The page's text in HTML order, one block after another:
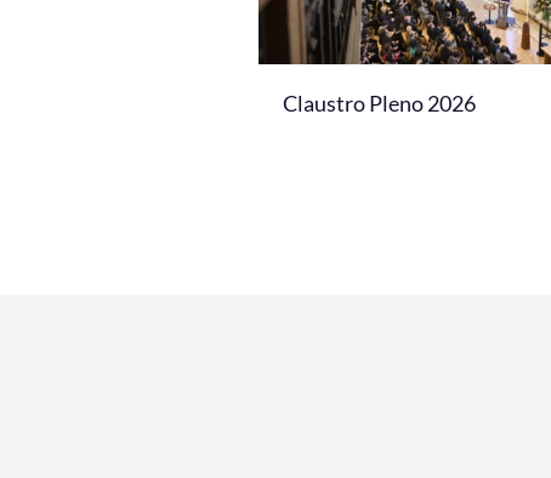
Claustro Pleno 2026